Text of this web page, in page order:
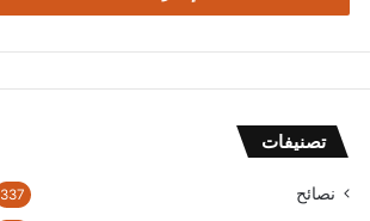
تصنيفات
نصائح 337